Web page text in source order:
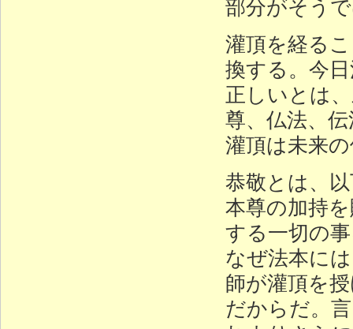
部分がそう
灌頂を経る
換する。今
正しいとは
尊、仏法、
灌頂は未来
恭敬とは、
本尊の加持
する一切の
なぜ法本に
師が灌頂を
だからだ。